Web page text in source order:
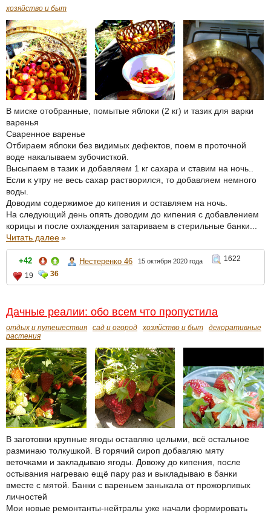
хозяйство и быт
В миске отобранные, помытые яблоки (2 кг) и тазик для варки
варенья
Сваренное варенье
Отбираем яблоки без видимых дефектов, поем в проточной
воде накалываем зубочисткой.
Высыпаем в тазик и добавляем 1 кг сахара и ставим на ночь..
Если к утру не весь сахар растворился, то добавляем немного
воды.
Доводим содержимое до кипения и оставляем на ночь.
На следующий день опять доводим до кипения с добавлением
корицы и после охлаждения затариваем в стерильные банки...
Читать далее»
+42 Нестеренко 46 15 октября 2020 года
1622
19
36
Дачные реалии: обо всем что пропустила
отдых и путешествия сад и огород хозяйство и быт
декоративные
растения
В заготовки крупные ягоды оставляю целыми, всё остальное
разминаю толкушкой. В горячий сироп добавляю мяту
веточками и закладываю ягоды. Довожу до кипения, после
остывания нагреваю ещё пару раз и выкладываю в банки
вместе с мятой. Банки с вареньем заныкала от прожорливых
личностей
Мои новые ремонтанты-нейтралы уже начали формировать